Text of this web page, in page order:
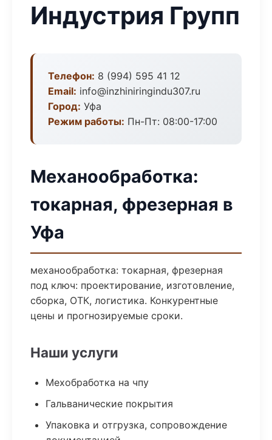
Индустрия Групп
Телефон: 8 (994) 595 41 12
Email: info@inzhiniringindu307.ru
Город: Уфа
Режим работы: Пн-Пт: 08:00-17:00
Механообработка:
токарная, фрезерная в
Уфа
механообработка: токарная, фрезерная
под ключ: проектирование, изготовление,
сборка, ОТК, логистика. Конкурентные
цены и прогнозируемые сроки.
Наши услуги
Мехобработка на чпу
Гальванические покрытия
Упаковка и отгрузка, сопровождение